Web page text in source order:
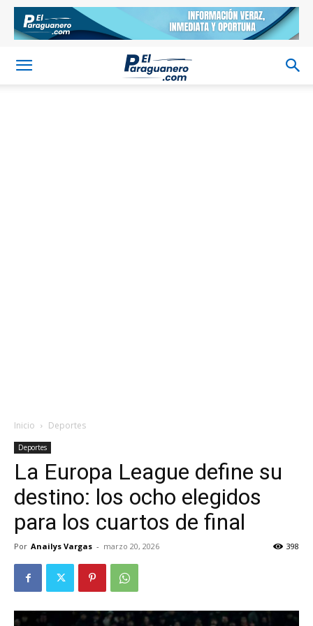
Inicio Deportes
Deportes
La Europa League define su
destino: los ocho elegidos
para los cuartos de final
Por Anailys Vargas - marzo 20, 2026 398